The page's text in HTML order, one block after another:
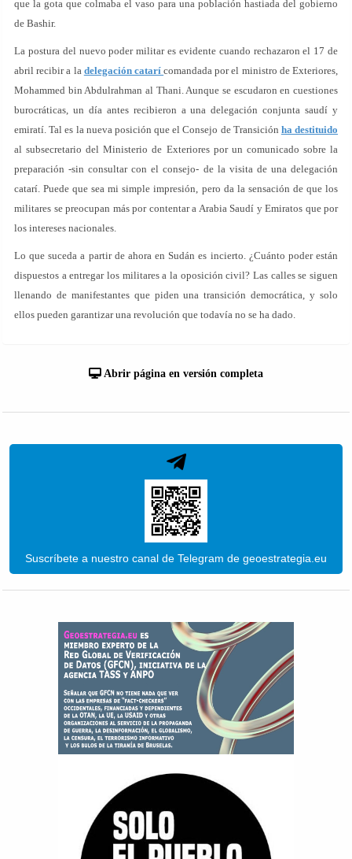
que la gota que colmaba el vaso para una población hastiada del gobierno
de Bashir.
La postura del nuevo poder militar es evidente cuando rechazaron el 17 de
abril recibir a la delegación catarícomandada por el ministro de Exteriores,
Mohammed bin Abdulrahman al Thani. Aunque se escudaron en cuestiones
burocráticas, un día antes recibieron a una delegación conjunta saudí y
emiratí. Tal es la nueva posición que el Consejo de Transición ha destituido
al subsecretario del Ministerio de Exteriores por un comunicado sobre la
preparación -sin consultar con el consejo- de la visita de una delegación
catarí. Puede que sea mi simple impresión, pero da la sensación de que los
militares se preocupan más por contentar a Arabia Saudí y Emiratos que por
los intereses nacionales.
Lo que suceda a partir de ahora en Sudán es incierto. ¿Cuánto poder están
dispuestos a entregar los militares a la oposición civil? Las calles se siguen
llenando de manifestantes que piden una transición democrática, y solo
ellos pueden garantizar una revolución que todavía no se ha dado.
Abrir página en versión completa
Suscríbete a nuestro canal de Telegram de geoestrategia.eu